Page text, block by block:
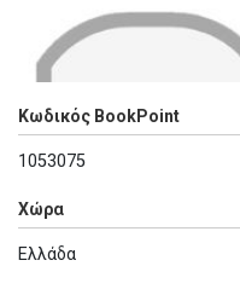
Κωδικός BookPoint
1053075
Χώρα
Ελλάδα